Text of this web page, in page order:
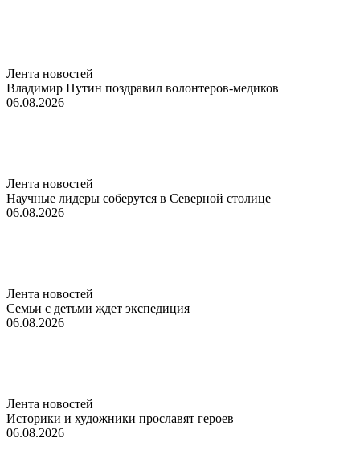
Лента новостей
Владимир Путин поздравил волонтеров-медиков
06.08.2026
Лента новостей
Научные лидеры соберутся в Северной столице
06.08.2026
Лента новостей
Семьи с детьми ждет экспедиция
06.08.2026
Лента новостей
Историки и художники прославят героев
06.08.2026